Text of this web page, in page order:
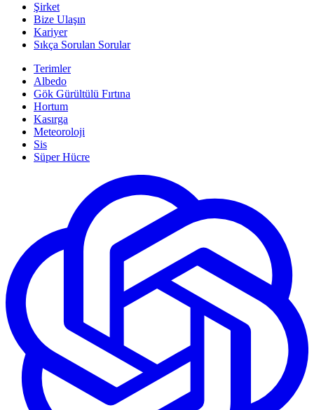
Şirket
Bize Ulaşın
Kariyer
Sıkça Sorulan Sorular
Terimler
Albedo
Gök Gürültülü Fırtına
Hortum
Kasırga
Meteoroloji
Sis
Süper Hücre